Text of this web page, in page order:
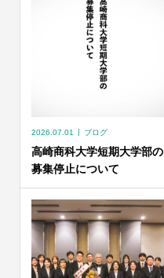
2026.07.01 ブログ
高崎商科大学短期大学部の
募集停止について